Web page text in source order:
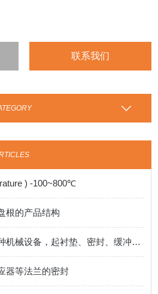
联系我们
) -100~800℃
根的产品结构
橡胶垫可广泛用于各种机械设备，起衬垫、密封、缓冲等作用
器等法兰的密封